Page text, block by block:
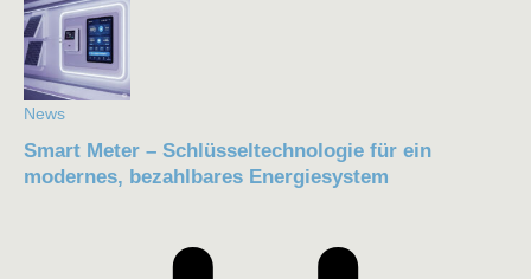
News
Smart Meter – Schlüsseltechnologie für ein
modernes, bezahlbares Energiesystem